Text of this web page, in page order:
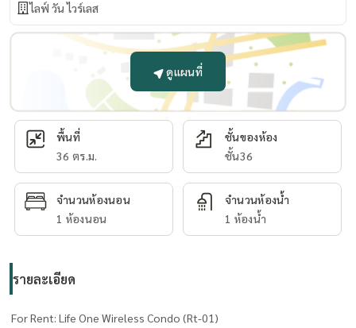
ไลฟ์ วัน ไวร์เลส
ดูแผนที่
พื้นที่
36 ตร.ม.
ชั้นของห้อง
ชั้น36
จำนวนห้องนอน
1 ห้องนอน
จำนวนห้องน้ำ
1 ห้องน้ำ
รายละเอียด
For Rent: Life One Wireless Condo (Rt-01)